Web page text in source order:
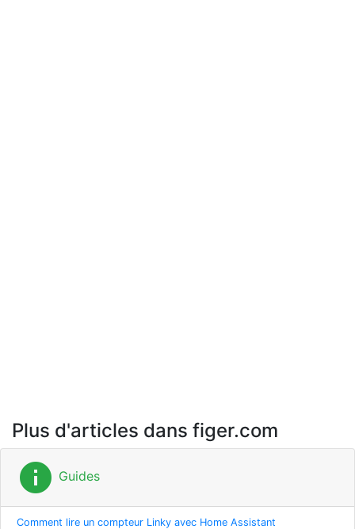
Plus d'articles dans figer.com
info Guides
Comment lire un compteur Linky avec Home Assistant